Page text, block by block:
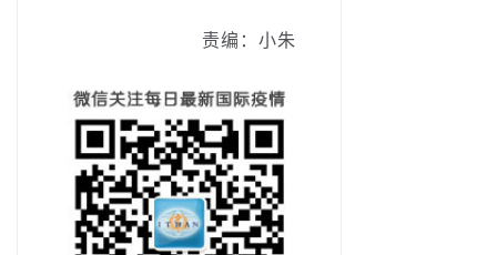
责编：小朱